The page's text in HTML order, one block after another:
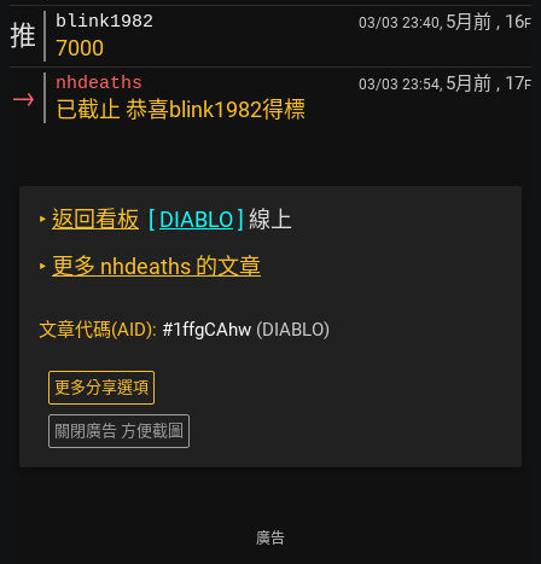
推 blink1982 03/03 23:40, 5月前 , 16F
7000
→ nhdeaths 03/03 23:54, 5月前 , 17F
已截止 恭喜blink1982得標
‣ 返回看板 [ DIABLO] 線上
‣ 更多 nhdeaths 的文章
文章代碼(AID): #1ffgCAhw (DIABLO)
更多分享選項
關閉廣告 方便截圖
廣告